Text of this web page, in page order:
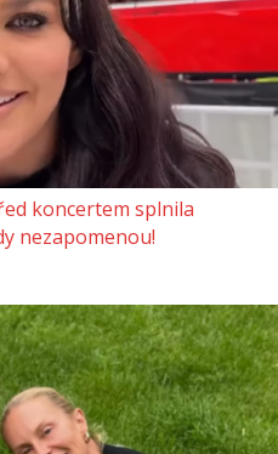
koncertem splnila
nezapomenou!